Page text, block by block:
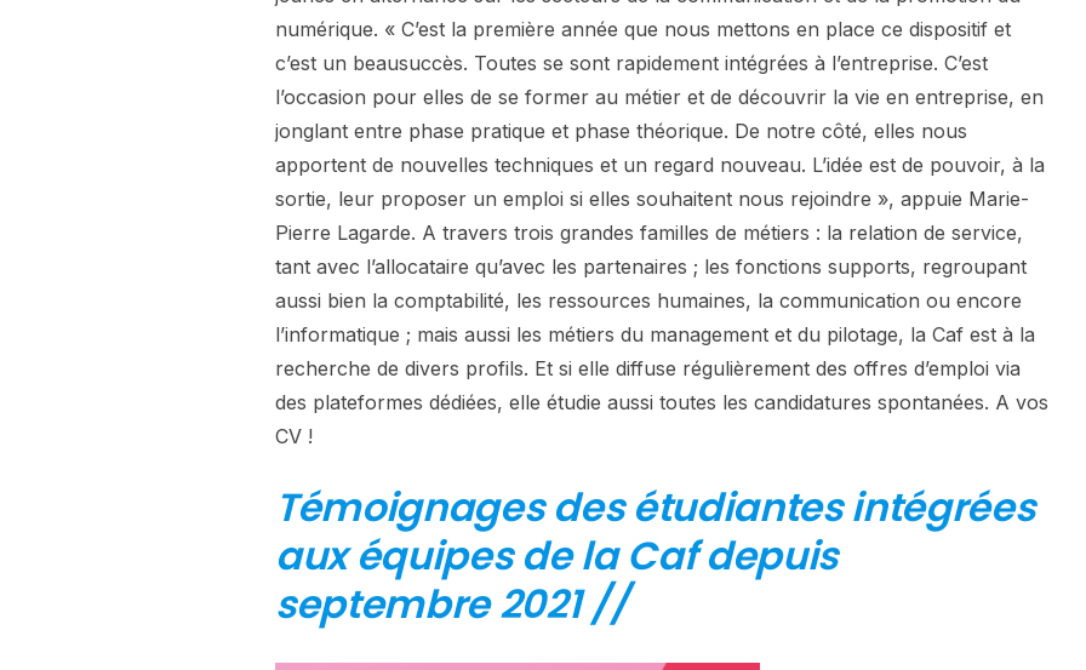
numérique. « C’est la première année que nous mettons en place ce dispositif et
c’est un beausuccès. Toutes se sont rapidement intégrées à l’entreprise. C’est
l’occasion pour elles de se former au métier et de découvrir la vie en entreprise, en
jonglant entre phase pratique et phase théorique. De notre côté, elles nous
apportent de nouvelles techniques et un regard nouveau. L’idée est de pouvoir, à la
sortie, leur proposer un emploi si elles souhaitent nous rejoindre », appuie Marie-
Pierre Lagarde. A travers trois grandes familles de métiers : la relation de service,
tant avec l’allocataire qu’avec les partenaires ; les fonctions supports, regroupant
aussi bien la comptabilité, les ressources humaines, la communication ou encore
l’informatique ; mais aussi les métiers du management et du pilotage, la Caf est à la
recherche de divers profils. Et si elle diffuse régulièrement des offres d’emploi via
des plateformes dédiées, elle étudie aussi toutes les candidatures spontanées. A vos
CV !
Témoignages des étudiantes intégrées
aux équipes de la Caf depuis
septembre 2021 //